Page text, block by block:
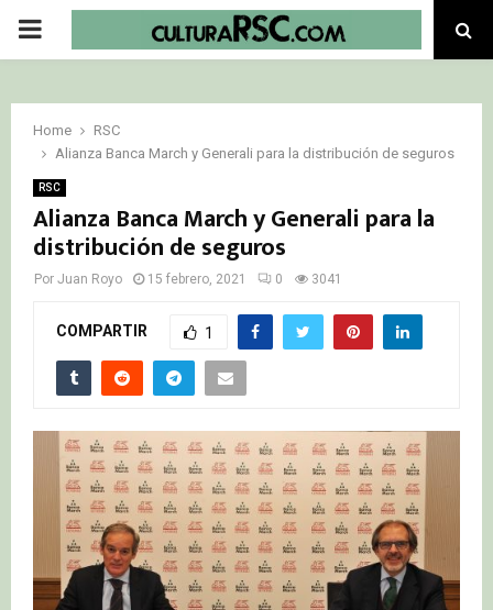
PRIMARY
Home
RSC
Alianza Banca March y Generali para la distribución de seguros
RSC
Alianza Banca March y Generali para la
distribución de seguros
Por Juan Royo 15 febrero, 2021 0 3041
COMPARTIR 1